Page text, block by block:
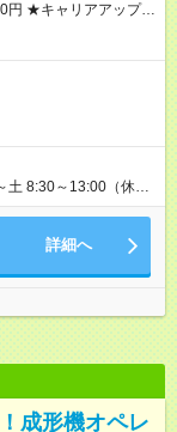
制
与は本採用時と同じ
土 8:30～13:00（休憩
） 月9日 ※月
詳細へ
成形機オペレ